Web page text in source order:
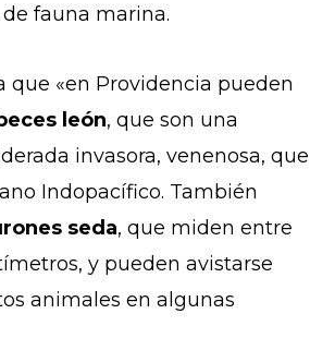
fauna marina.
que «en Providencia pueden
león, que son una
invasora, venenosa, que
Indopacífico. También
seda, que miden entre
y pueden avistarse
animales en algunas